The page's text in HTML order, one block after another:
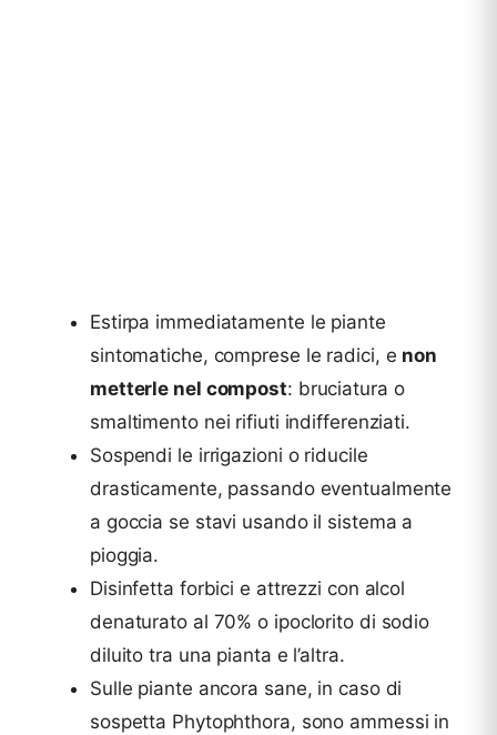
Estirpa immediatamente le piante
sintomatiche, comprese le radici, e non
metterle nel compost: bruciatura o
smaltimento nei rifiuti indifferenziati.
Sospendi le irrigazioni o riducile
drasticamente, passando eventualmente
a goccia se stavi usando il sistema a
pioggia.
Disinfetta forbici e attrezzi con alcol
denaturato al 70% o ipoclorito di sodio
diluito tra una pianta e l’altra.
Sulle piante ancora sane, in caso di
sospetta Phytophthora, sono ammessi in